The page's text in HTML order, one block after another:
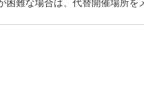
難な場合は、代替開催場所を